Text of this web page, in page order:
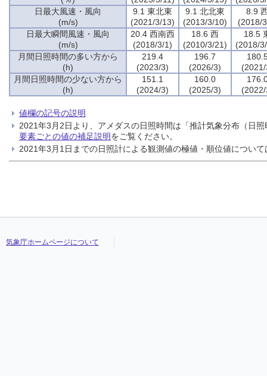
日最大風速・風向
(m/s)
9.1 東北東
(2021/3/13)
9.1 北北東
(2013/3/10)
8.9
(2018/
日最大瞬間風速・風向
(m/s)
20.4 西南西
(2018/3/1)
18.6 西
(2010/3/21)
18.5
(2018/
月間日照時間の多い方から
(h)
219.4
(2023/3)
196.7
(2026/3)
月間日照時間の少ない方から
(h)
151.1
(2024/3)
160.0
(2025/3)
値欄の記号の説明
2021年3月2日より、アメダスの日照時間は「推計気象分布（日
要素ごとの値の補足説明をご覧ください。
2021年3月1日までの日照計による観測値の極値・順位値について
気象庁ホームページについて